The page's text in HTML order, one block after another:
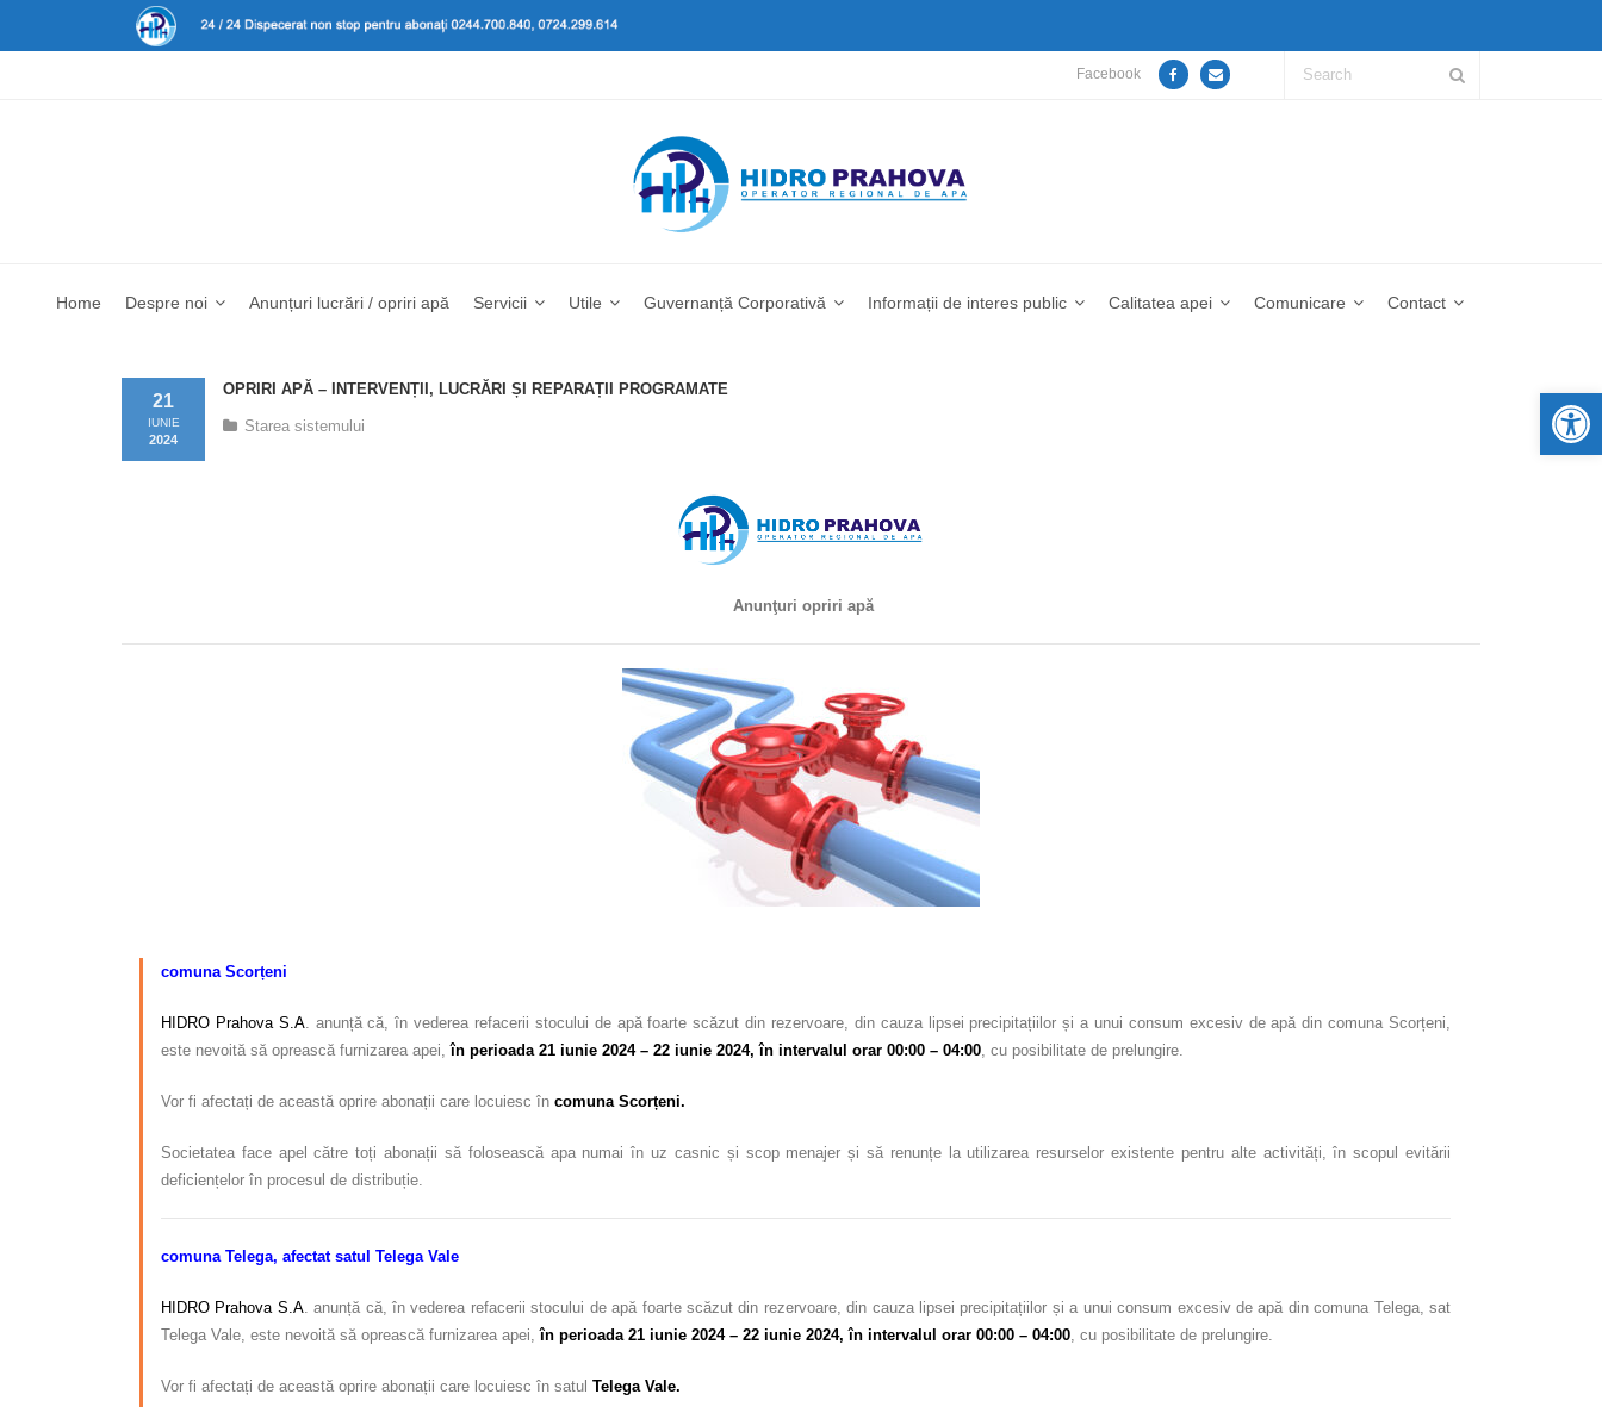
Facebook
Home Despre noi Anunțuri lucrări / opriri apă Servicii Utile Guvernanță Corporativă Informații de interes public Calitatea apei Comunicare Contact
OPRIRI APĂ – INTERVENȚII, LUCRĂRI ȘI REPARAȚII PROGRAMATE
21
IUNIE
2024
Starea sistemului
Anunţuri opriri apă
comuna Scorțeni
HIDRO Prahova S.A. anunță că, în vederea refacerii stocului de apă foarte scăzut din rezervoare, din cauza lipsei precipitațiilor și a unui consum excesiv de apă din comuna Scorțeni,
este nevoită să oprească furnizarea apei,în perioada 21 iunie 2024 – 22 iunie 2024, în intervalul orar 00:00 – 04:00, cu posibilitate de prelungire.
Vor fi afectați de această oprire abonații care locuiesc în comuna Scorțeni.
Societatea face apel către toți abonații să folosească apa numai în uz casnic și scop menajer și să renunțe la utilizarea resurselor existente pentru alte activități, în scopul evitării
deficiențelor în procesul de distribuție.
comuna Telega, afectat satul Telega Vale
HIDRO Prahova S.A. anunță că, în vederea refacerii stocului de apă foarte scăzut din rezervoare, din cauza lipsei precipitațiilor și a unui consum excesiv de apă din comuna Telega, sat
Telega Vale, este nevoită să oprească furnizarea apei ,în perioada 21 iunie 2024 – 22 iunie 2024, în intervalul orar 00:00 – 04:00 , cu posibilitate de prelungire.
Vor fi afectați de această oprire abonații care locuiesc în satul Telega Vale.